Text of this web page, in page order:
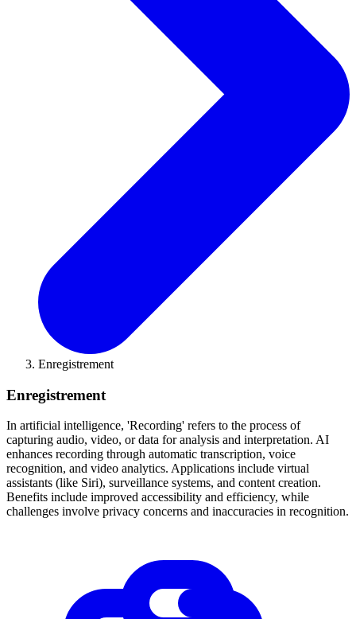
Enregistrement
Enregistrement
In artificial intelligence, 'Recording' refers to the process of
capturing audio, video, or data for analysis and interpretation. AI
enhances recording through automatic transcription, voice
recognition, and video analytics. Applications include virtual
assistants (like Siri), surveillance systems, and content creation.
Benefits include improved accessibility and efficiency, while
challenges involve privacy concerns and inaccuracies in recognition.